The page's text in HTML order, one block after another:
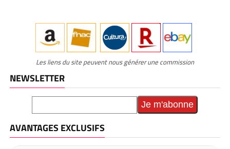
Les liens du site peuvent nous générer une commission
NEWSLETTER
AVANTAGES EXCLUSIFS